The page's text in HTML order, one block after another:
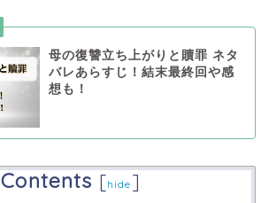
母の復讐立ち上がりと贖罪 ネタ
バレあらすじ！結末最終回や感
想も！
Contents [hide ]